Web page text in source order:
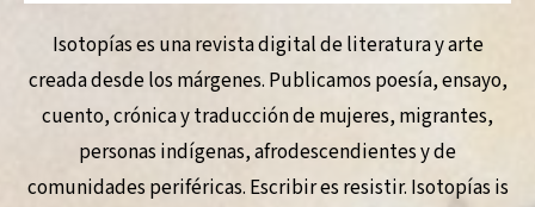
Isotopías es una revista digital de literatura y arte
creada desde los márgenes. Publicamos poesía, ensayo,
cuento, crónica y traducción de mujeres, migrantes,
personas indígenas, afrodescendientes y de
comunidades periféricas. Escribir es resistir. Isotopías is